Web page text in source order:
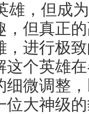
雄，但成
，但真正
，进行极
这个英雄
细微调整
位大神级